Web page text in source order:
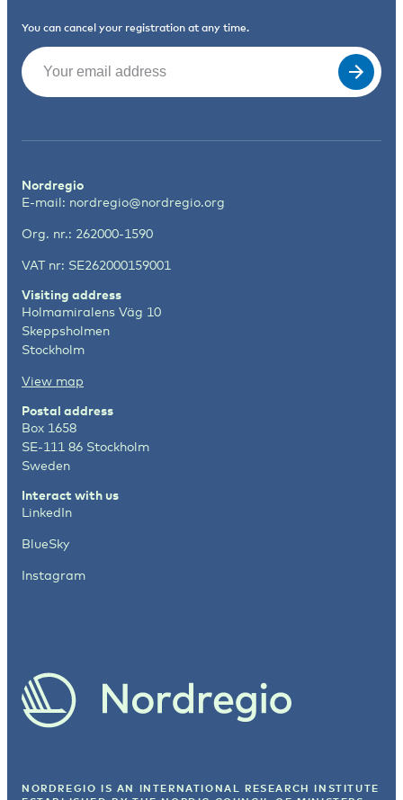
You can cancel your registration at any time.
Email
Nordregio
E-mail: nordregio@nordregio.org
Org. nr.: 262000-1590
VAT nr: SE262000159001
Visiting address
Holmamiralens Väg 10
Skeppsholmen
Stockholm
View map
Postal address
Box 1658
SE-111 86 Stockholm
Sweden
Interact with us
LinkedIn
BlueSky
Instagram
NORDREGIO IS AN INTERNATIONAL RESEARCH INSTITUTE